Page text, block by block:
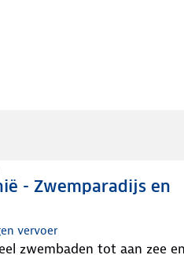
- Zwemparadijs en
vervoer